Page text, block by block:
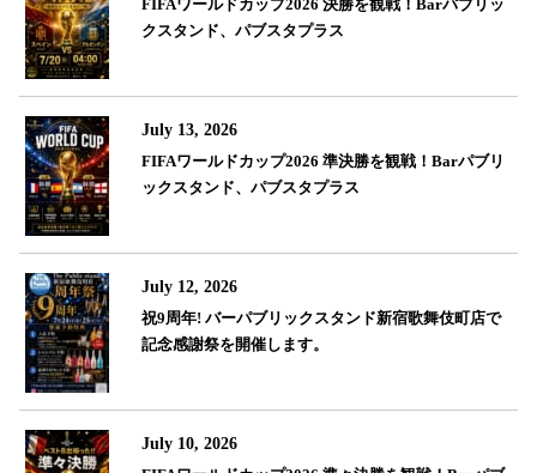
FIFAワールドカップ2026 決勝を観戦！Barパブリッ
クスタンド、パブスタプラス
July 13, 2026
FIFAワールドカップ2026 準決勝を観戦！Barパブリ
ックスタンド、パブスタプラス
July 12, 2026
祝9周年! バーパブリックスタンド新宿歌舞伎町店で
記念感謝祭を開催します。
July 10, 2026